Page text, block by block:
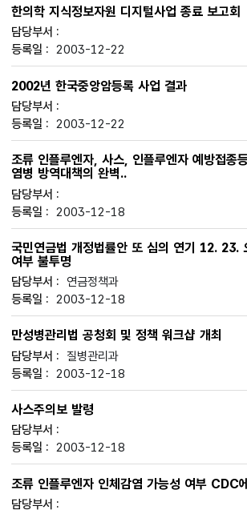
한의학 지식정보자원 디지털사업 종료 보고회
2003-12-22
2002년 한국중앙암등록 사업 결과
2003-12-22
조류 인플루엔자, 사스, 인플루엔자 예방접종
염병 방역대책의 완벽..
2003-12-18
국민연금법 개정법률안 또 심의 연기 12. 23.
여부 불투명
연금정책과
2003-12-18
만성병관리법 공청회 및 정책 워크샵 개최
질병관리과
2003-12-18
사스주의보 발령
2003-12-18
조류 인플루엔자 인체감염 가능성 여부 CDC